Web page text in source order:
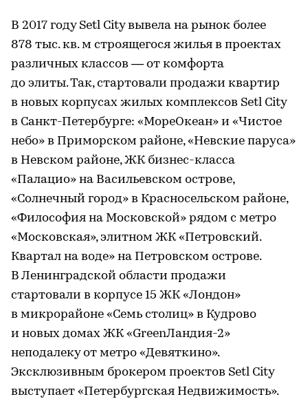
В 2017 году Setl City вывела на рынок более
878 тыс. кв. м строящегося жилья в проектах
различных классов — от комфорта
до элиты. Так, стартовали продажи квартир
в новых корпусах жилых комплексов Setl City
в Санкт-Петербурге: «МореОкеан» и «Чистое
небо» в Приморском районе, «Невские паруса»
в Невском районе, ЖК бизнес-класса
«Палацио» на Васильевском острове,
«Солнечный город» в Красносельском районе,
«Философия на Московской» рядом с метро
«Московская», элитном ЖК «Петровский.
Квартал на воде» на Петровском острове.
В Ленинградской области продажи
стартовали в корпусе 15 ЖК «Лондон»
в микрорайоне «Семь столиц» в Кудрово
и новых домах ЖК «GreenЛандия-2»
неподалеку от метро «Девяткино».
Эксклюзивным брокером проектов Setl City
выступает «Петербургская Недвижимость».